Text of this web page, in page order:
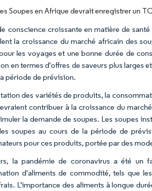
Soupes en Afrique devrait enregistrer un
conscience croissante en matière de
la croissance du marché africain des
les voyages et une bonne durée de
en termes d'offres de saveurs plus larges
période de prévision.
des variétés de produits, la
contribuer à la croissance du
la demande de soupes. Les soupes
soupes au cours de la période de
pour ces produits, portée par des
la pandémie de coronavirus a été un
d'aliments de commodité, tels que
L'importance des aliments à longue